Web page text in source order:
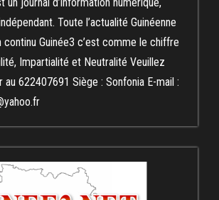
Toute l’actualité Guinéenne
continu Guinée3 c’est comme le chiffre
Impartialité et Neutralité Veuillez
622407691 Siège : Sonfonia E-mail :